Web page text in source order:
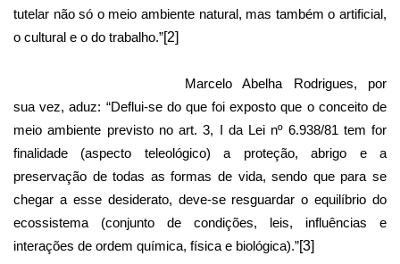
tutelar não só o meio ambiente natural, mas também o artificial,
o cultural e o do trabalho.”[2]
Marcelo Abelha Rodrigues, por
sua vez, aduz: “Deflui-se do que foi exposto que o conceito de
meio ambiente previsto no art. 3, I da Lei nº 6.938/81 tem for
finalidade (aspecto teleológico) a proteção, abrigo e a
preservação de todas as formas de vida, sendo que para se
chegar a esse desiderato, deve-se resguardar o equilíbrio do
ecossistema (conjunto de condições, leis, influências e
interações de ordem química, física e biológica).”[3]